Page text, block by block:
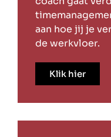
aan hoe jij je
de werkvloer.
Klik hier